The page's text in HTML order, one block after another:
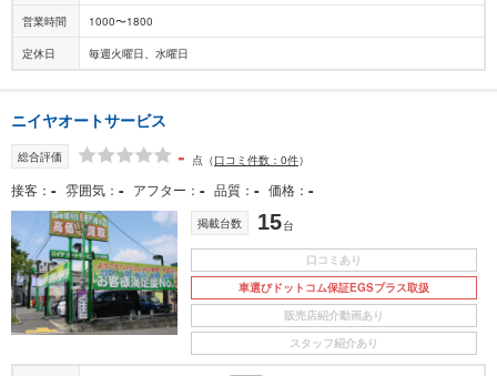
営業時間 1000〜1800
定休日 毎週火曜日、水曜日
ニイヤオートサービス
総合評価 - 点 （口コミ件数：0件）
接客 - 雰囲気 - アフター - 品質 - 価格 -
掲載台数 15台
口コミあり
車選びドットコム保証EGSプラス取扱
販売店紹介動画あり
スタッフ紹介あり